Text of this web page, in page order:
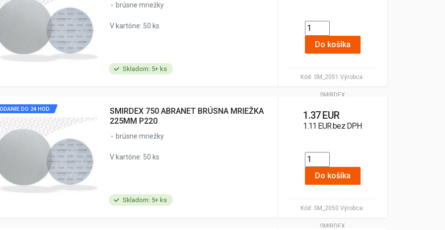
Skladom: 5+ ks
Kód: SM_2051 Výrobca:
SMIRDEX
brúsne mriežky
V kartóne: 50 ks
Do košíka
Skladom: 5+ ks
Kód: SM_2050 Výrobca:
SMIRDEX
DO 24 HOD.
SMIRDEX 750 ABRANET BRÚSNA MRIEŽKA
225MM P220
brúsne mriežky
V kartóne: 50 ks
1.37 EUR
1.11 EUR bez DPH
Do košíka